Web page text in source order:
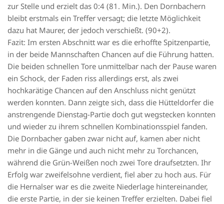
zur Stelle und erzielt das 0:4 (81. Min.). Den Dornbachern
bleibt erstmals ein Treffer versagt; die letzte Möglichkeit
dazu hat Maurer, der jedoch verschießt. (90+2).
Fazit: Im ersten Abschnitt war es die erhoffte Spitzenpartie,
in der beide Mannschaften Chancen auf die Führung hatten.
Die beiden schnellen Tore unmittelbar nach der Pause waren
ein Schock, der Faden riss allerdings erst, als zwei
hochkarätige Chancen auf den Anschluss nicht genützt
werden konnten. Dann zeigte sich, dass die Hütteldorfer die
anstrengende Dienstag-Partie doch gut wegstecken konnten
und wieder zu ihrem schnellen Kombinationsspiel fanden.
Die Dornbacher gaben zwar nicht auf, kamen aber nicht
mehr in die Gänge und auch nicht mehr zu Torchancen,
während die Grün-Weißen noch zwei Tore draufsetzten. Ihr
Erfolg war zweifelsohne verdient, fiel aber zu hoch aus. Für
die Hernalser war es die zweite Niederlage hintereinander,
die erste Partie, in der sie keinen Treffer erzielten. Dabei fiel